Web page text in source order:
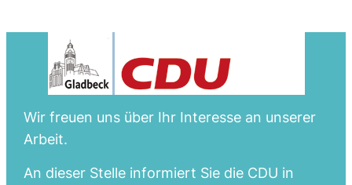
Wir freuen uns über Ihr Interesse an unserer
Arbeit.
An dieser Stelle informiert Sie die CDU in